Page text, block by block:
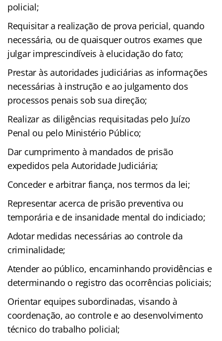
policial;
Requisitar a realização de prova pericial, quando
necessária, ou de quaisquer outros exames que
julgar imprescindíveis à elucidação do fato;
Prestar às autoridades judiciárias as informações
necessárias à instrução e ao julgamento dos
processos penais sob sua direção;
Realizar as diligências requisitadas pelo Juízo
Penal ou pelo Ministério Público;
Dar cumprimento à mandados de prisão
expedidos pela Autoridade Judiciária;
Conceder e arbitrar fiança, nos termos da lei;
Representar acerca de prisão preventiva ou
temporária e de insanidade mental do indiciado;
Adotar medidas necessárias ao controle da
criminalidade;
Atender ao público, encaminhando providências e
determinando o registro das ocorrências policiais;
Orientar equipes subordinadas, visando à
coordenação, ao controle e ao desenvolvimento
técnico do trabalho policial;